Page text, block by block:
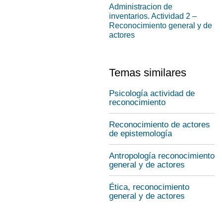
Administracion de
inventarios. Actividad 2 –
Reconocimiento general y de
actores
Temas similares
Psicología actividad de
reconocimiento
Reconocimiento de actores
de epistemología
Antropología reconocimiento
general y de actores
Ética, reconocimiento
general y de actores